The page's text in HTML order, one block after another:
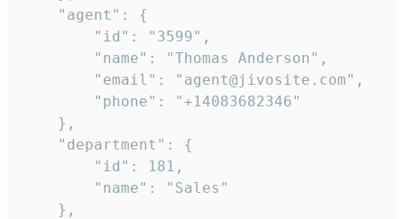
    "agent": {
        "id": "3599",
        "name": "Thomas Anderson",
        "email": "agent@jivosite.com",
        "phone": "+14083682346"
    },
    "department": {
        "id": 181,
        "name": "Sales"
    },